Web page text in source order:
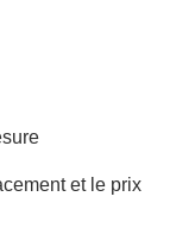
et le prix